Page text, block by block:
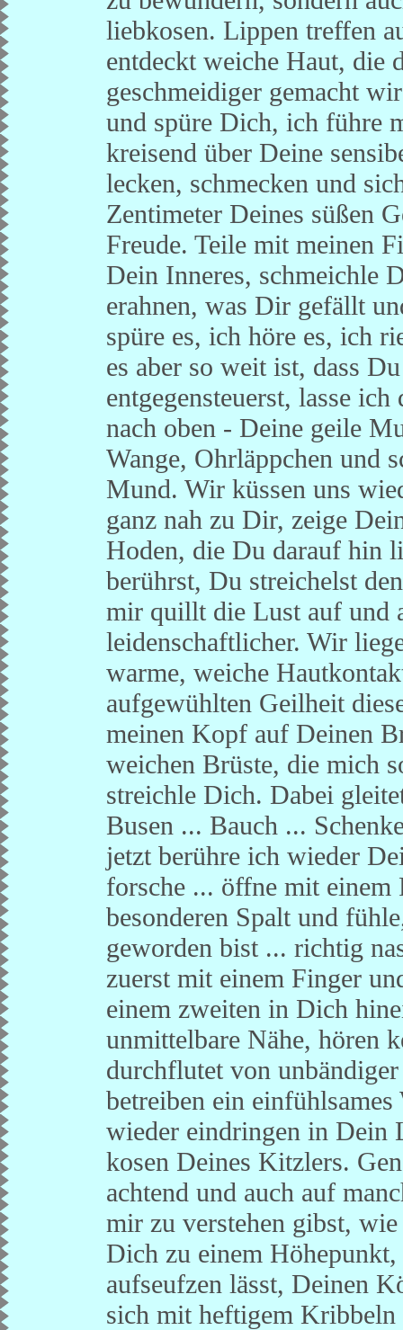
liebkosen. Lippen treffen
entdeckt weiche Haut, die
geschmeidiger gemacht
und spüre Dich, ich führe
kreisend über Deine
lecken, schmecken und
Zentimeter Deines süßen
Freude. Teile mit meinen
Dein Inneres, schmeichle
erahnen, was Dir gefällt
spüre es, ich höre es, ich
es aber so weit ist, dass
entgegensteuerst, lasse
nach oben - Deine geile
Wange, Ohrläppchen und
Mund. Wir küssen uns
ganz nah zu Dir, zeige
Hoden, die Du darauf hin
berührst, Du streichelst
mir quillt die Lust auf und
leidenschaftlicher. Wir
warme, weiche
aufgewühlten Geilheit
meinen Kopf auf Deinen
weichen Brüste, die mich
streichle Dich. Dabei
Busen ... Bauch ...
jetzt berühre ich wieder
forsche ... öffne mit einem
besonderen Spalt und
geworden bist ... richtig
zuerst mit einem Finger
einem zweiten in Dich
unmittelbare Nähe, hören
durchflutet von
betreiben ein
wieder eindringen in Dein
kosen Deines Kitzlers.
achtend und auch auf
mir zu verstehen gibst,
Dich zu einem
aufseufzen lässt, Deinen
sich mit heftigem Kribbeln